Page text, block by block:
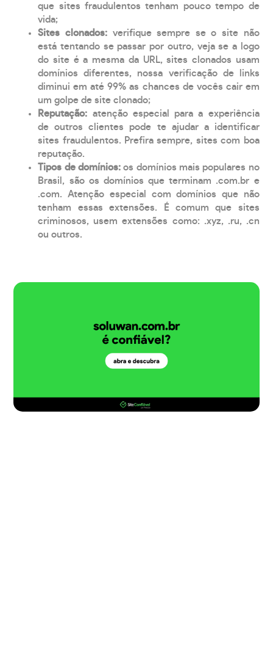
que sites fraudulentos tenham pouco tempo de
vida;
Sites clonados: verifique sempre se o site não
está tentando se passar por outro, veja se a logo
do site é a mesma da URL, sites clonados usam
domínios diferentes, nossa verificação de links
diminui em até 99% as chances de vocês cair em
um golpe de site clonado;
Reputação: atenção especial para a experiência
de outros clientes pode te ajudar a identificar
sites fraudulentos. Prefira sempre, sites com boa
reputação.
Tipos de domínios:os domínios mais populares no
Brasil, são os domínios que terminam .com.br e
.com. Atenção especial com domínios que não
tenham essas extensões. É comum que sites
criminosos, usem extensões como: .xyz, .ru, .cn
ou outros.